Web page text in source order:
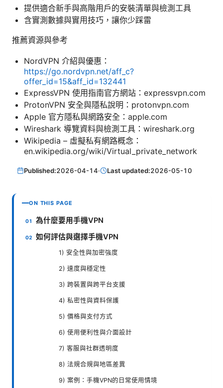
提供適合新手與高階用戶的安裝清單與檢測工具
含實測數據與實用技巧，讓你少踩雷
推薦資源與參考
NordVPN 介紹與優惠：
https://go.nordvpn.net/aff_c?
offer_id=15&aff_id=132441
ExpressVPN 使用指南官方網站：expressvpn.com
ProtonVPN 安全與隱私說明：protonvpn.com
Apple 官方隱私與網路安全：apple.com
Wireshark 導覽資料與檢測工具：wireshark.org
Wikipedia – 虛擬私有網路概念：
en.wikipedia.org/wiki/Virtual_private_network
Published:2026-04-14· Last updated:2026-05-10
ON THIS PAGE
為什麼要用手機VPN
如何評估與選擇手機VPN
1) 安全性與加密強度
2) 速度與穩定性
3) 跨裝置與跨平台支援
4) 私密性與資料保護
5) 價格與支付方式
6) 使用便利性與介面設計
7) 客服與社群透明度
8) 法規合規與地區差異
9) 案例：手機VPN的日常使用情境